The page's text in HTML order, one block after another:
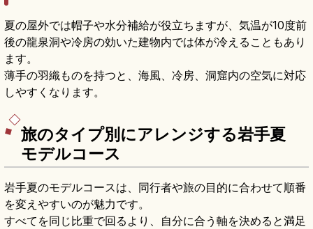
夏の屋外では帽子や水分補給が役立ちますが、気温が10度前
後の龍泉洞や冷房の効いた建物内では体が冷えることもあり
ます。
薄手の羽織ものを持つと、海風、冷房、洞窟内の空気に対応
しやすくなります。
旅のタイプ別にアレンジする岩手夏
モデルコース
岩手夏のモデルコースは、同行者や旅の目的に合わせて順番
を変えやすいのが魅力です。
すべてを同じ比重で回るより、自分に合う軸を決めると満足